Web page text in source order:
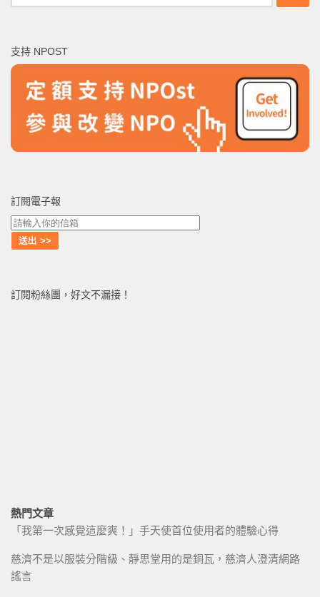
尋
字:
支持 NPOST
訂閱電子報
訂閱粉絲團，好文不漏接！
熱門文章
「我第一次感覺這麼爽！」手天使首位使用者的體驗心得
慈濟不是以服裝分階級、靜思堂用的是銅瓦，慈濟人澄清網路
謠言